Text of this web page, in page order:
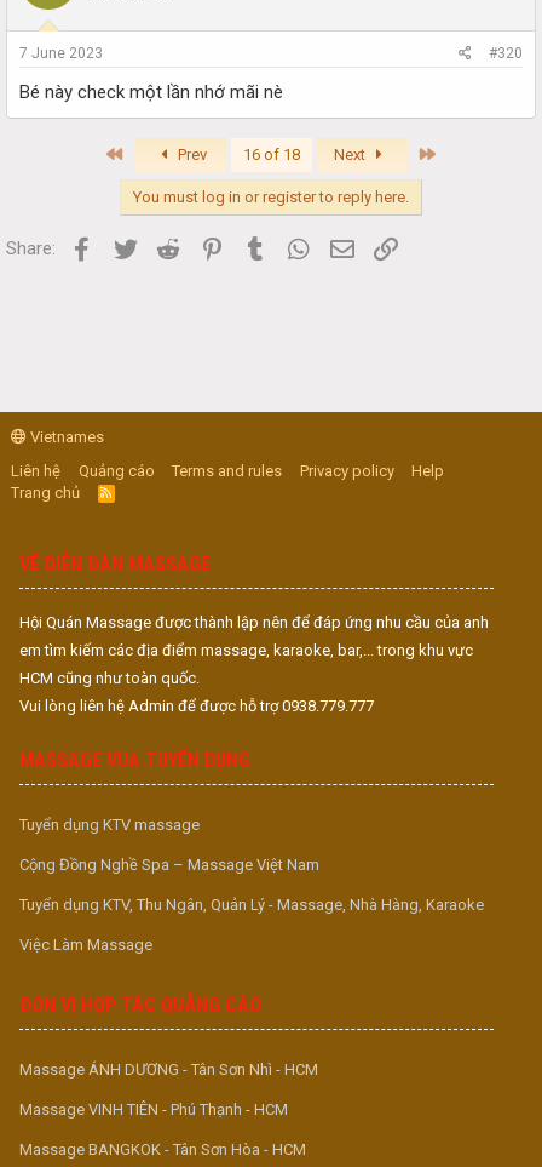
7 June 2023 #320
Bé này check một lần nhớ mãi nè
First Prev 16 of 18 Next
You must log in or register to reply here.
Share: Facebook
Twitter Reddit PinterestTumblr WhatsApp
Email
Vietnames
Liên hệ
Quảng cáo Terms and rules Privacy policy
Help
Trang chủ
R
S
VỀ DIỄN ĐÀN MASSAGE
Hội Quán Massage được thành lập nên để đáp ứng nhu cầu của anh
em tìm kiếm các địa điểm massage, karaoke, bar,... trong khu vực
HCM cũng như toàn quốc.
Vui lòng liên hệ Admin để được hỗ trợ 0938.779.777
MASSAGE VUA TUYỂN DỤNG
Tuyển dụng KTV massage
Cộng Đồng Nghề Spa – Massage Việt Nam
Tuyển dụng KTV, Thu Ngân, Quản Lý - Massage, Nhà Hàng, Karaoke
Việc Làm Massage
ĐƠN VỊ HỢP TÁC QUẢNG CÁO
Massage ÁNH DƯƠNG - Tân Sơn Nhì - HCM
Massage VINH TIÊN - Phú Thạnh - HCM
Massage BANGKOK - Tân Sơn Hòa - HCM